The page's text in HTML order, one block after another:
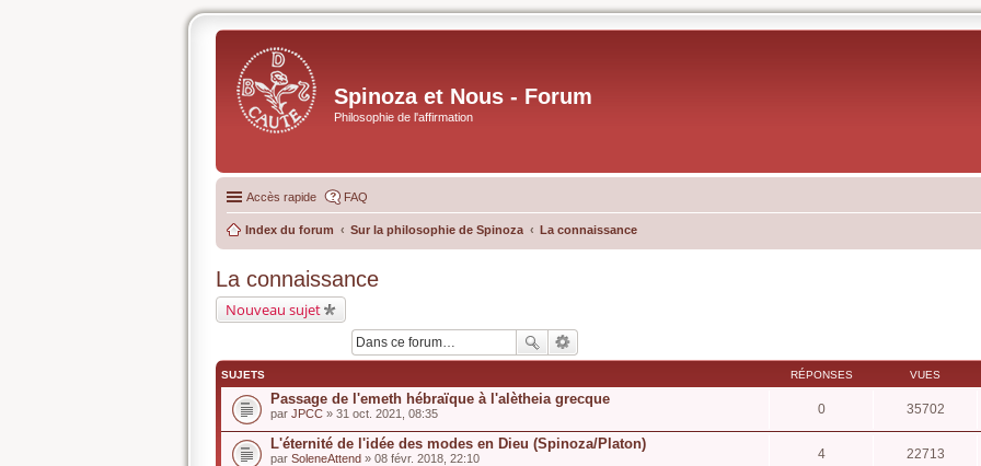
Spinoza et Nous - Forum
Philosophie de l'affirmation
Accès rapide FAQ
Index du forum Sur la philosophie de Spinoza La connaissance
La connaissance
Nouveau sujet
SUJETS RÉPONSES VUES
Passage de l'emeth hébraïque à l'alètheia grecque
par JPCC » 31 oct. 2021, 08:35 0 35702
L'éternité de l'idée des modes en Dieu (Spinoza/Platon)
par SoleneAttend » 08 févr. 2018, 22:10 4 22713